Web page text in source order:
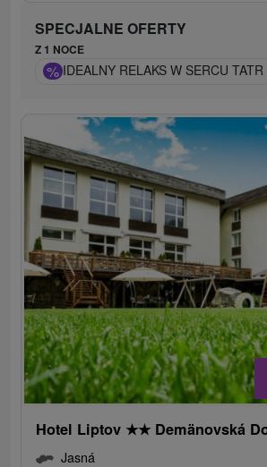
SPECJALNE OFERTY
Z 1 NOCE
% IDEALNY RELAKS W SERCU
Hotel Liptov ★★ Demänovská
Jasná